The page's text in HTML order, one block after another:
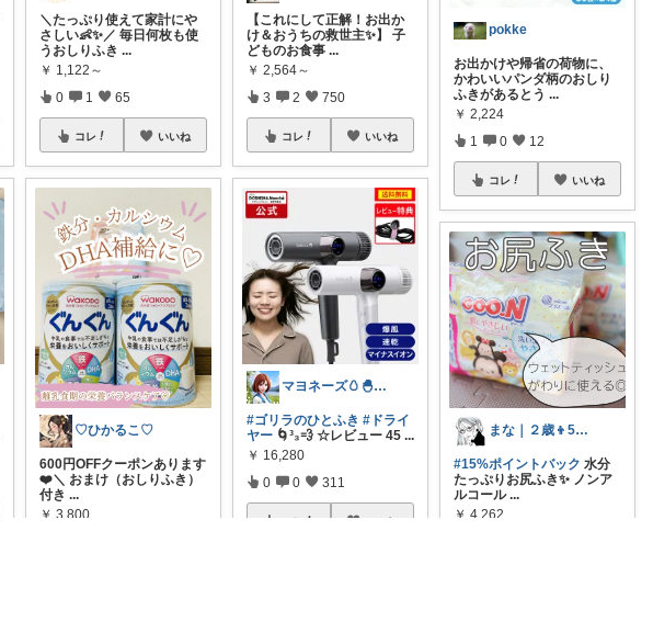
＼たっぷり使えて家計にや
さしい👶✨／ 毎日何枚も使
うおしりふき ...
￥ 1,122～
0 1 65
コレ いいね
♡ひかるこ♡
600円OFFクーポンあります
❤️＼ おまけ（おしりふき）
付き ...
￥ 3,800
【これにして正解！お出か
け＆おうちの救世主✨】 子
どものお食事 ...
￥ 2,564～
3 2 750
コレ いいね
マヨネーズ🥚‪🐣✨️お礼はプロフで♪
#ゴリラのひとふき #ドライ
ヤー 🌀³₃💨 ☆レビュー 45 ...
￥ 16,280
0 0 311
コレ いいね
pokke
お出かけや帰省の荷物に、
かわいいパンダ柄のおしり
ふきがあるとう ...
￥ 2,224
1 0 12
コレ いいね
まな｜２歳👦5歳👧ママ
#15%ポイントバック 水分
たっぷりお尻ふき✨ ノンア
ルコール ...
￥ 4,262